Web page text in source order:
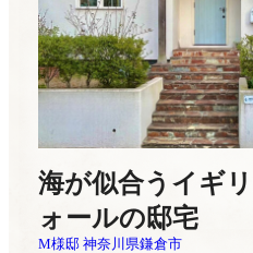
海が似合うイギ
ォールの邸宅
M様邸 神奈川県鎌倉市